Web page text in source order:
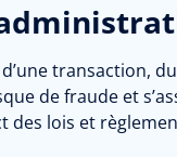
transaction,
de fraude et
des lois et